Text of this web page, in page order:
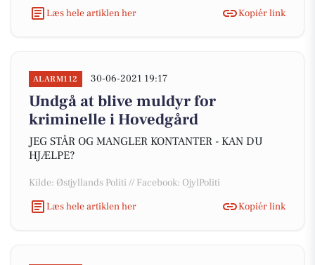
Læs hele artiklen her
Kopiér link
ALARM112 30-06-2021 19:17
Undgå at blive muldyr for
kriminelle i Hovedgård
JEG STÅR OG MANGLER KONTANTER - KAN DU
HJÆLPE?
Kilde: Østjyllands Politi // Facebook: OjylPoliti
Læs hele artiklen her
Kopiér link